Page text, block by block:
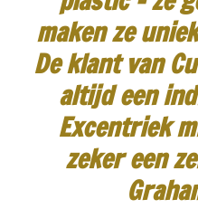
maken ze
De klant van
altijd een
Excentriek
zeker een